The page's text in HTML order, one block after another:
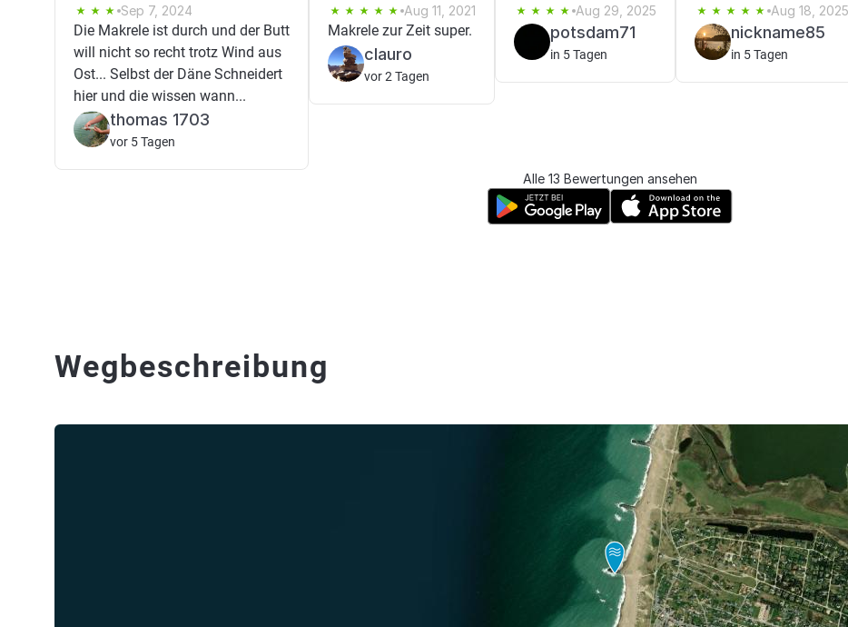
Sep 7, 2024
Die Makrele ist durch und der Butt
will nicht so recht trotz Wind aus
Ost... Selbst der Däne Schneidert
hier und die wissen wann...
thomas 1703
vor 5 Tagen
Aug 11, 2021
Makrele zur Zeit super.
clauro
vor 2 Tagen
Aug 29, 2025
potsdam71
in 5 Tagen
Aug 18, 2025
nickname85
in 5 Tagen
Alle 13 Bewertungen ansehen
Wegbeschreibung